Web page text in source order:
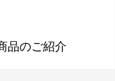
品のご紹介